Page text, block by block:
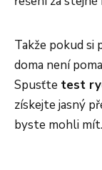
Takže pokud
doma není
Spusťte test
získejte jasný
byste mohli mít.